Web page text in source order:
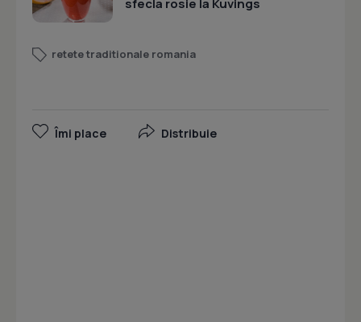
sfecla rosie la Kuvings
retete traditionale romania
Îmi place Distribuie